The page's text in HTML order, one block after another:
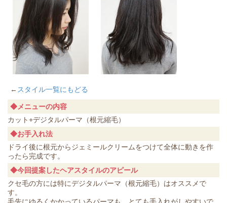
←スタイル一覧にもどる
◆メニューの内容
カット+デジタルパーマ（根元縮毛）
◆お手入れ法
ドライ後に根元からジェミールクリームをつけて全体に動きを作
ったら完成です。
◆今回提案したヘアスタイルのアピール
クセ毛の方には特にデジタルパーマ（根元縮毛）はオススメで
す。